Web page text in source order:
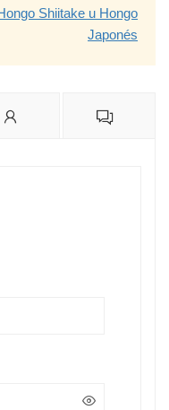
Shiitake u Hongo
Japonés